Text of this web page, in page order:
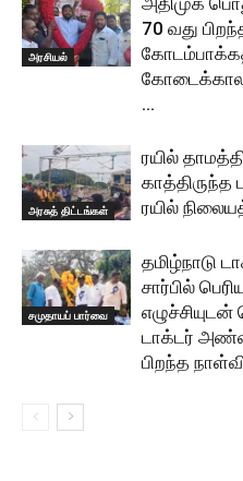
அரசியல்
70 வது
கோடைக்கால
…
அரசுத் திட்டங்கள்
ரயில்
ரயில்
சமுதாயப் பார்வை
தமிழ்நாடு
சார்பில்
டாக்டர்
பிறந்த